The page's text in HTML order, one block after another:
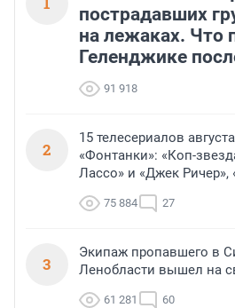
пострадавших
на лежаках. Что
Геленджике
91 918
2
15 телесериалов
«Фонтанки»: «Коп-
Лассо» и «Джек Ричер»,
75 884 27
3
Экипаж пропавшего в
Ленобласти вышел на
61 281 60